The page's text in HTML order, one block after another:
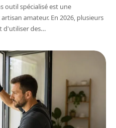
outil spécialisé est une
amateur. En 2026, plusieurs
d'utiliser des…